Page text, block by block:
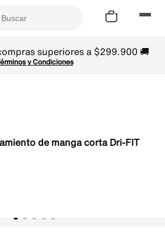
superiores a $299.900 🚚
y Condiciones
de manga corta Dri-FIT